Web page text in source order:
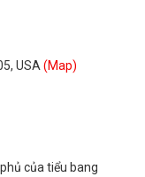
USA (Map)
của tiểu bang